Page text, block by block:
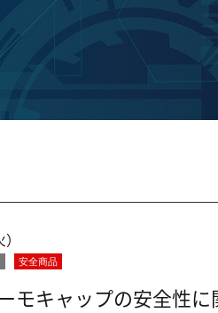
安全商品
モキャップの安全性